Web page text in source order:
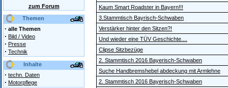
zum Forum
Themen
· alle Themen
· Bild / Video
· Presse
· Technik
Inhalte
· techn. Daten
· Motorpflege
Kaum Smart Roadster in Bayern!!!
3.Stammtisch Bayrisch-Schwaben
Verstärker hinter den Sitzen?!
Und wieder eine TÜV Geschichte....
Clipse Sitzbezüge
2. Stammtisch 2016 Bayerisch-Schwaben
Suche Handbremshebel abdeckung mit Armlehne
2. Stammtisch 2016 Bayerisch-Schwaben